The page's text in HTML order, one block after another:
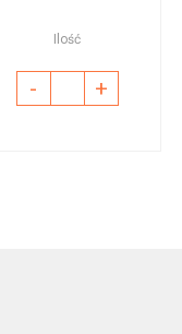
Ilość
- +